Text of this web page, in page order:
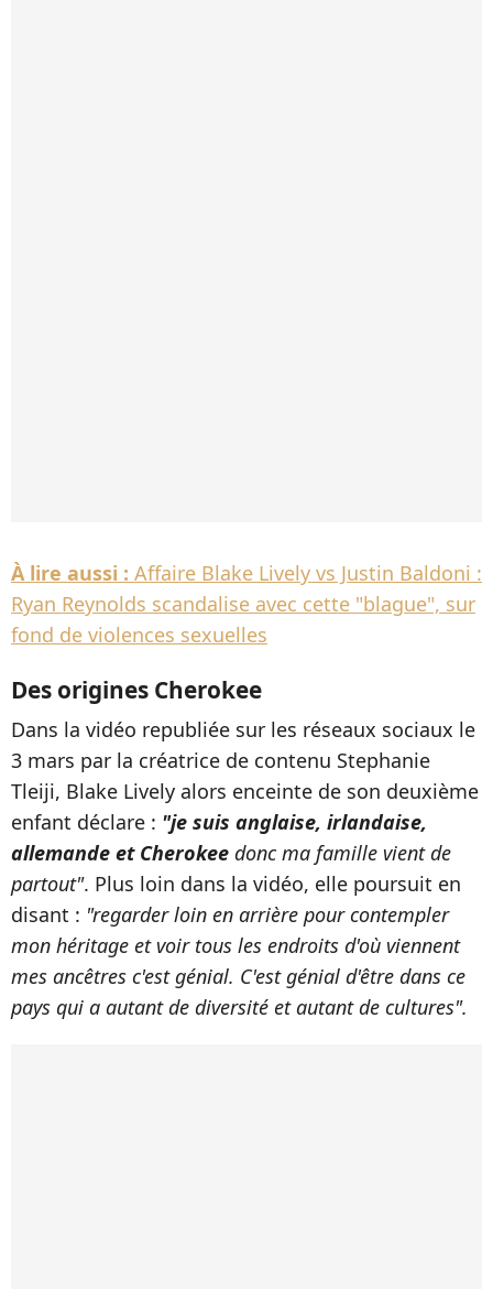
À lire aussi : Affaire Blake Lively vs Justin Baldoni :
Ryan Reynolds scandalise avec cette "blague", sur
fond de violences sexuelles
Des origines Cherokee
Dans la vidéo republiée sur les réseaux sociaux le
3 mars par la créatrice de contenu Stephanie
Tleiji, Blake Lively alors enceinte de son deuxième
enfant déclare : "je suis anglaise, irlandaise,
allemande et Cherokee donc ma famille vient de
partout". Plus loin dans la vidéo, elle poursuit en
disant : "regarder loin en arrière pour contempler
mon héritage et voir tous les endroits d'où viennent
mes ancêtres c'est génial. C'est génial d'être dans ce
pays qui a autant de diversité et autant de cultures".